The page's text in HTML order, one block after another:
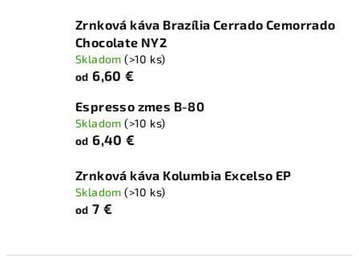
Zrnková káva Brazília Cerrado Cemorrado
Chocolate NY2
Skladom(>10 ks)
od 6,60 €
Espresso zmes B-80
Skladom(>10 ks)
od 6,40 €
Zrnková káva Kolumbia Excelso EP
Skladom(>10 ks)
od 7 €